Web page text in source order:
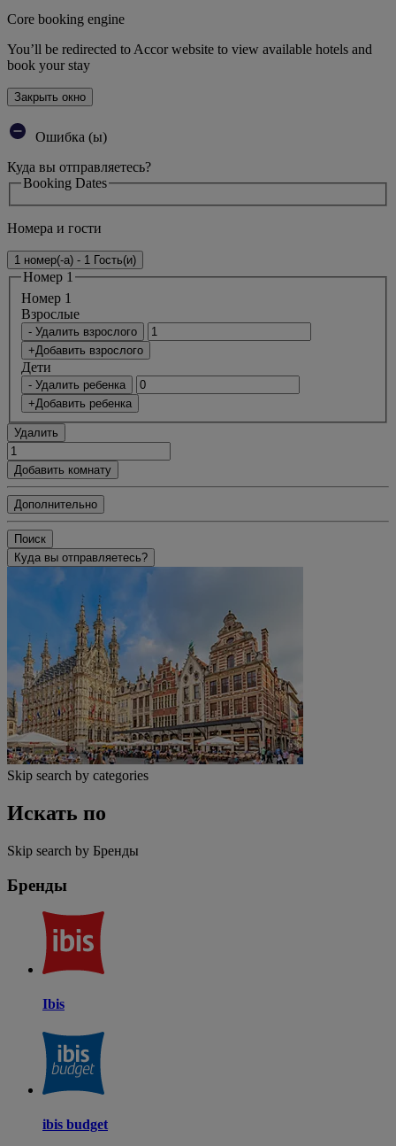
Core booking engine
You’ll be redirected to Accor website to view available hotels and
book your stay
Закрыть окно
Ошибка (ы)
Куда вы отправляетесь?
Booking Dates
Номера и гости
1 номер(-а) - 1 Гость(и)
Номер 1
Номер 1
Bзрослые
- Удалить взрослого
+Добавить взрослого
Дети
- Удалить ребенка
+Добавить ребенка
Удалить
Добавить комнату
Дополнительно
Поиск
Куда вы отправляетесь?
Skip search by categories
Искать по
Skip search by Бренды
Бренды
Ibis
ibis budget